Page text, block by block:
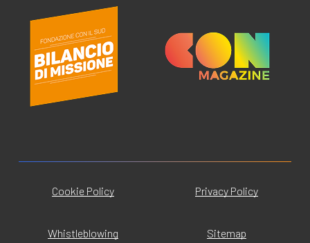
Cookie Policy Privacy Policy
Whistleblowing Sitemap